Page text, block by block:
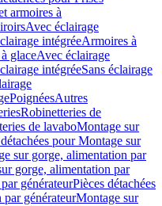
armoires à
Avec éclairage
intégréeArmoires à
glaceAvec éclairage
intégréeSans éclairage
PoignéesAutres
Robinetteries de
de lavaboMontage sur
pour Montage sur
sur gorge, alimentation par
gorge, alimentation par
générateurPièces détachées
générateurMontage sur